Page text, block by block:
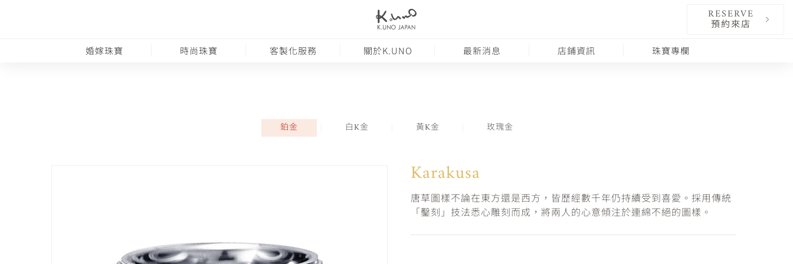
RESERVE
預約來店
婚嫁珠寶 時尚珠寶 客製化服務 關於K.UNO 最新消息 店鋪資訊 珠寶專欄
鉑金 白K金 黃K金 玫瑰金
Karakusa
唐草圖樣不論在東方還是西方，皆歷經數千年仍持續受到喜愛。採用傳統
「鑿刻」技法悉心雕刻而成，將兩人的心意傾注於連綿不絕的圖樣。